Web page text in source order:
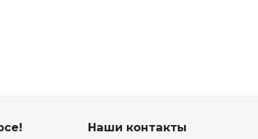
Наши контакты